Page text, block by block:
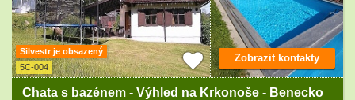
Silvestr je obsazený
5C-004
Chata s bazénem - Výhled na Krkonoše - Benecko
Zobrazit kontakty